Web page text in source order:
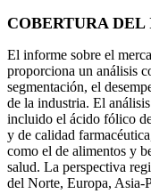
COBERTURA DEL
El informe sobre el
proporciona un análisis
segmentación, el
de la industria. El
incluido el ácido fólico
y de calidad
como el de alimentos y
salud. La perspectiva
del Norte, Europa,